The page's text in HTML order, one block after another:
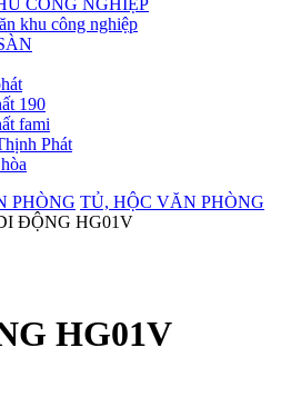
CÔNG NGHIỆP
khu công nghiệp
190
fami
Phát
PHÒNG TỦ, HỘC VĂN PHÒNG
ĐỘNG HG01V
HG01V